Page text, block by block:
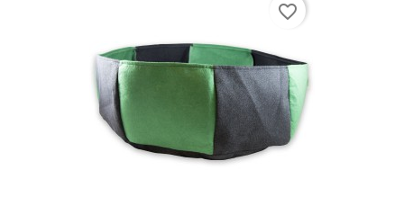
favorite_border